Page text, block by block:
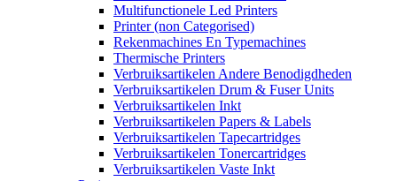
Multifunctionele Led Printers
Printer (non Categorised)
Rekenmachines En Typemachines
Thermische Printers
Verbruiksartikelen Andere Benodigdheden
Verbruiksartikelen Drum & Fuser Units
Verbruiksartikelen Inkt
Verbruiksartikelen Papers & Labels
Verbruiksartikelen Tapecartridges
Verbruiksartikelen Tonercartridges
Verbruiksartikelen Vaste Inkt